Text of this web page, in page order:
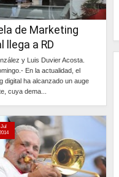
de Marketing
llega a RD
y Luis Duvier Acosta.
En la actualidad, el
digital ha alcanzado un auge
cuya dema...
Jul